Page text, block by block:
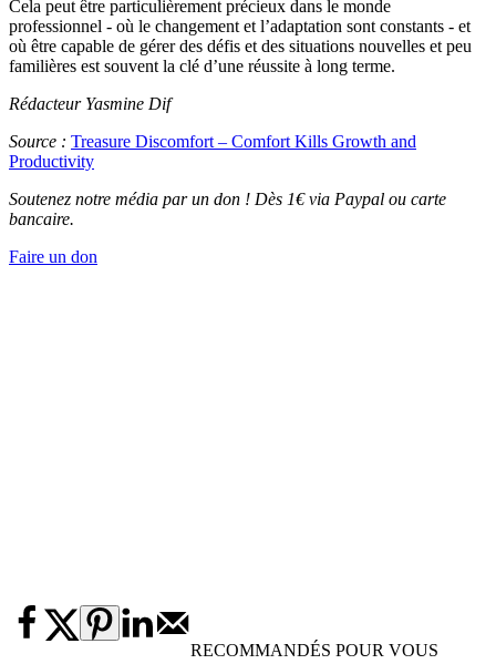
Cela peut être particulièrement précieux dans le monde
professionnel - où le changement et l’adaptation sont constants - et
où être capable de gérer des défis et des situations nouvelles et peu
familières est souvent la clé d’une réussite à long terme.
Rédacteur Yasmine Dif
Source : Treasure Discomfort – Comfort Kills Growth and
Productivity
Soutenez notre média par un don ! Dès 1€ via Paypal ou carte
bancaire.
Faire un don
RECOMMANDÉS POUR VOUS